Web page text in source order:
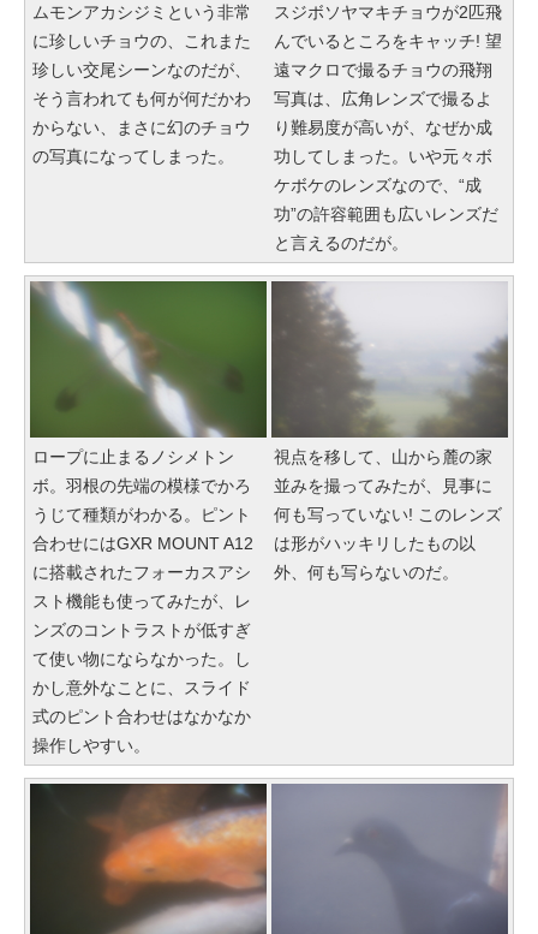
ムモンアカシジミという非常
に珍しいチョウの、これまた
珍しい交尾シーンなのだが、
そう言われても何が何だかわ
からない、まさに幻のチョウ
の写真になってしまった。
スジボソヤマキチョウが2匹飛
んでいるところをキャッチ! 望
遠マクロで撮るチョウの飛翔
写真は、広角レンズで撮るよ
り難易度が高いが、なぜか成
功してしまった。いや元々ボ
ケボケのレンズなので、“成
功”の許容範囲も広いレンズだ
と言えるのだが。
ロープに止まるノシメトン
ボ。羽根の先端の模様でかろ
うじて種類がわかる。ピント
合わせにはGXR MOUNT A12
に搭載されたフォーカスアシ
スト機能も使ってみたが、レ
ンズのコントラストが低すぎ
て使い物にならなかった。し
かし意外なことに、スライド
式のピント合わせはなかなか
操作しやすい。
視点を移して、山から麓の家
並みを撮ってみたが、見事に
何も写っていない! このレンズ
は形がハッキリしたもの以
外、何も写らないのだ。